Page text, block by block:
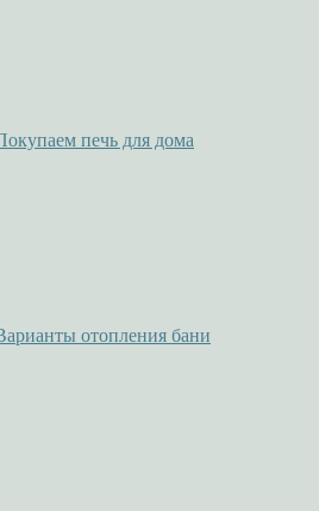
печь для дома
отопления бани